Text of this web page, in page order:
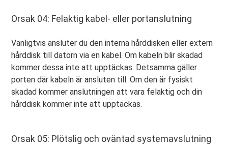
Orsak 04: Felaktig kabel- eller portanslutning
Vanligtvis ansluter du den interna hårddisken eller extern
hårddisk till datorn via en kabel. Om kabeln blir skadad
kommer dessa inte att upptäckas. Detsamma gäller
porten där kabeln är ansluten till. Om den är fysiskt
skadad kommer anslutningen att vara felaktig och din
hårddisk kommer inte att upptäckas.
Orsak 05: Plötslig och oväntad systemavslutning